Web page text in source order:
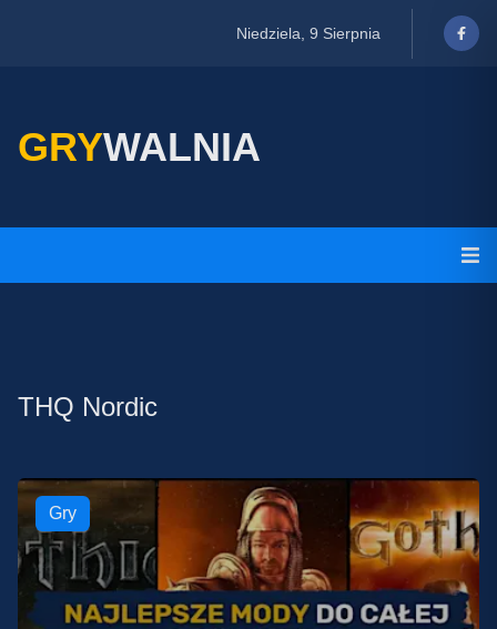
Niedziela, 9 Sierpnia
GRYWALNIA
THQ Nordic
Gry